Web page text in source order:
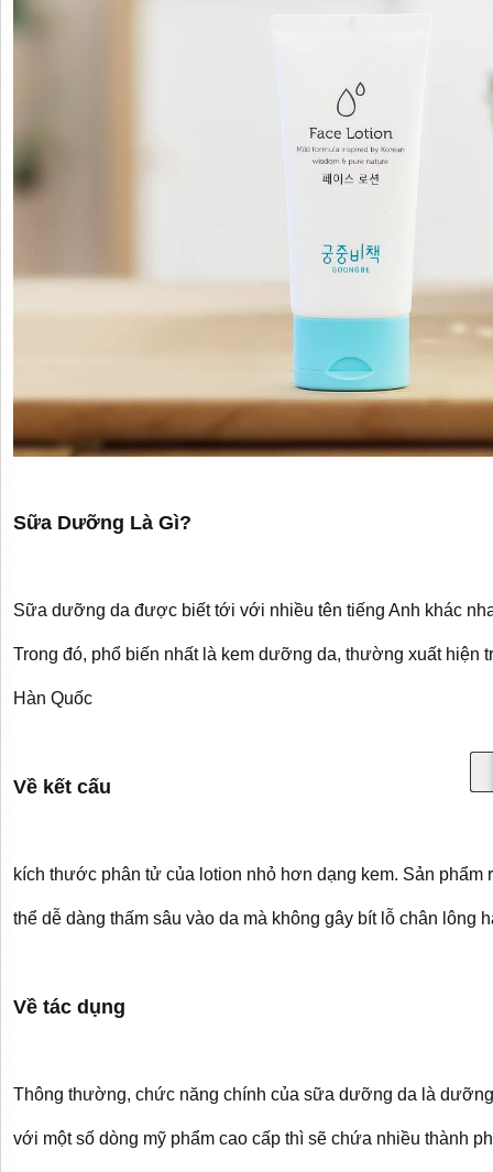
Sữa Dưỡng Là Gì?
Sữa dưỡng da được biết tới với nhiều tên tiếng Anh khác
Trong đó, phổ biến nhất là kem dưỡng da, thường xuất hiện
Hàn Quốc
Về kết cấu
kích thước phân tử của lotion nhỏ hơn dạng kem. Sản phẩm
thể dễ dàng thấm sâu vào da mà không gây bít lỗ chân lông
Về tác dụng
Thông thường, chức năng chính của sữa dưỡng da là
với một số dòng mỹ phẩm cao cấp thì sẽ chứa nhiều thành